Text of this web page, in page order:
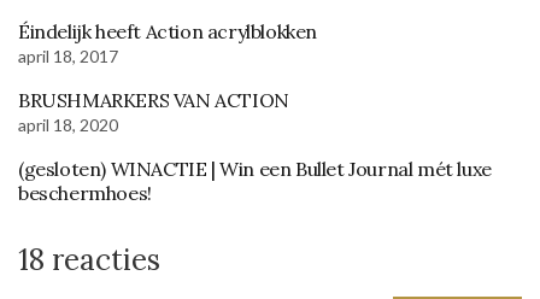
Éindelijk heeft Action acrylblokken
april 18, 2017
BRUSHMARKERS VAN ACTION
april 18, 2020
(gesloten) WINACTIE | Win een Bullet Journal mét luxe
beschermhoes!
18 reacties